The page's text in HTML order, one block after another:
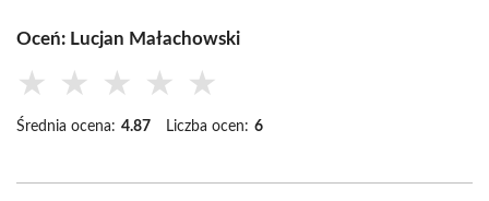
Oceń: Lucjan Małachowski
★ ★ ★ ★ ★
Średnia ocena: 4.87 Liczba ocen: 6